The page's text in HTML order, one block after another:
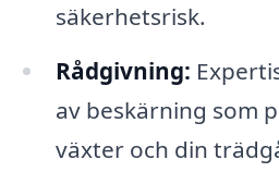
säkerhetsrisk.
Rådgivning:
av beskärning som
växter och din